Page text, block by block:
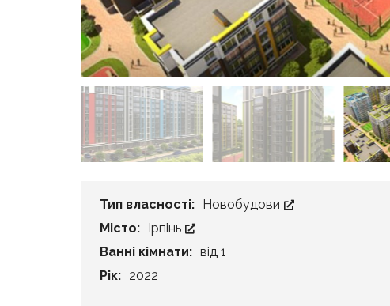
Тип власності: Новобудови
Місто:
Ірпінь
Ванні кімнати: від 1
Рік: 2022